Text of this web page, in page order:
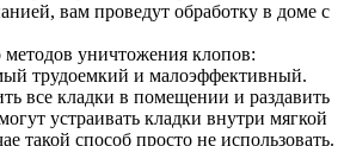
вам проведут обработку в доме с
методов уничтожения клопов:
трудоемкий и малоэффективный.
все кладки в помещении и раздавить
устраивать кладки внутри мягкой
такой способ просто не использовать.